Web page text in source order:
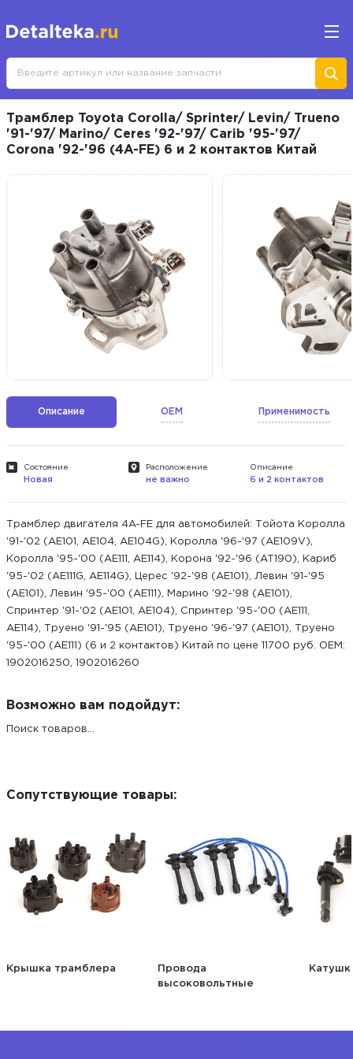
Трамблер Toyota Corolla/ Sprinter/ Levin/ Trueno
'91-'97/ Marino/ Ceres '92-'97/ Carib '95-'97/
Corona '92-'96 (4A-FE) 6 и 2 контактов Китай
Описание OEM Применимость
Состояние
Новая
Расположение
не важно
Описание
6 и 2 контактов
Трамблер двигателя 4A-FE для автомобилей: Тойота Королла
'91-'02 (AE101, AE104, AE104G), Королла '96-'97 (AE109V),
Королла '95-'00 (AE111, AE114), Корона '92-'96 (AT190), Кариб
'95-'02 (AE111G, AE114G), Церес '92-'98 (AE101), Левин '91-'95
(AE101), Левин '95-'00 (AE111), Марино '92-'98 (AE101),
Спринтер '91-'02 (AE101, AE104), Спринтер '95-'00 (AE111,
AE114), Труено '91-'95 (AE101), Труено '96-'97 (AE101), Труено
'95-'00 (AE111) (6 и 2 контактов) Китай по цене 11700 руб. ОЕМ:
1902016250, 1902016260
Возможно вам подойдут:
Поиск товаров...
Сопутствующие товары:
Крышка трамблера
Провода
высоковольтные